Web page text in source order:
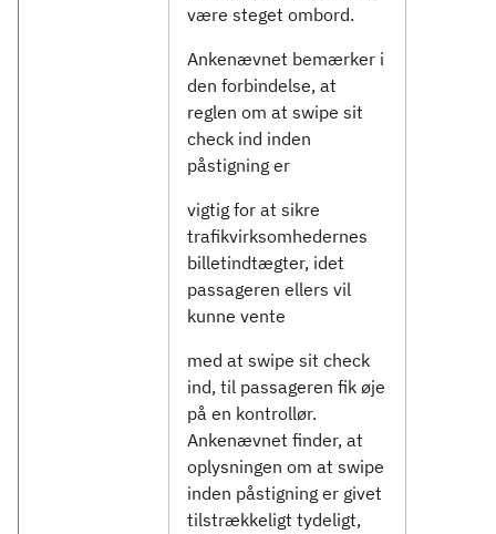
være steget ombord.
Ankenævnet bemærker i
den forbindelse, at
reglen om at swipe sit
check ind inden
påstigning er
vigtig for at sikre
trafikvirksomhedernes
billetindtægter, idet
passageren ellers vil
kunne vente
med at swipe sit check
ind, til passageren fik øje
på en kontrollør.
Ankenævnet finder, at
oplysningen om at swipe
inden påstigning er givet
tilstrækkeligt tydeligt,